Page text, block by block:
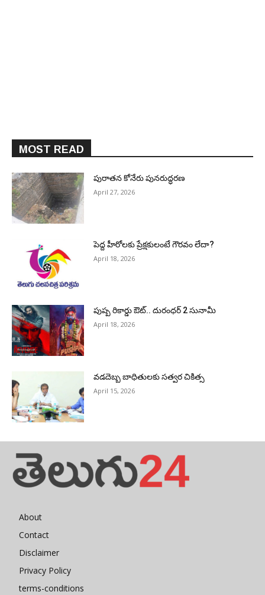
MOST READ
పురాత‌న కోనేరు పున‌రుద్ధ‌ర‌ణ
April 27, 2026
పెద్ద హీరోల‌కు ప్రేక్ష‌కులంటే గౌర‌వం లేదా?
April 18, 2026
పుష్ప రికార్డు ఔట్‌.. దురంధ‌ర్ 2 సునామీ
April 18, 2026
వడదెబ్బ బాధితులకు సత్వర చికిత్స
April 15, 2026
About
Contact
Disclaimer
Privacy Policy
terms-conditions